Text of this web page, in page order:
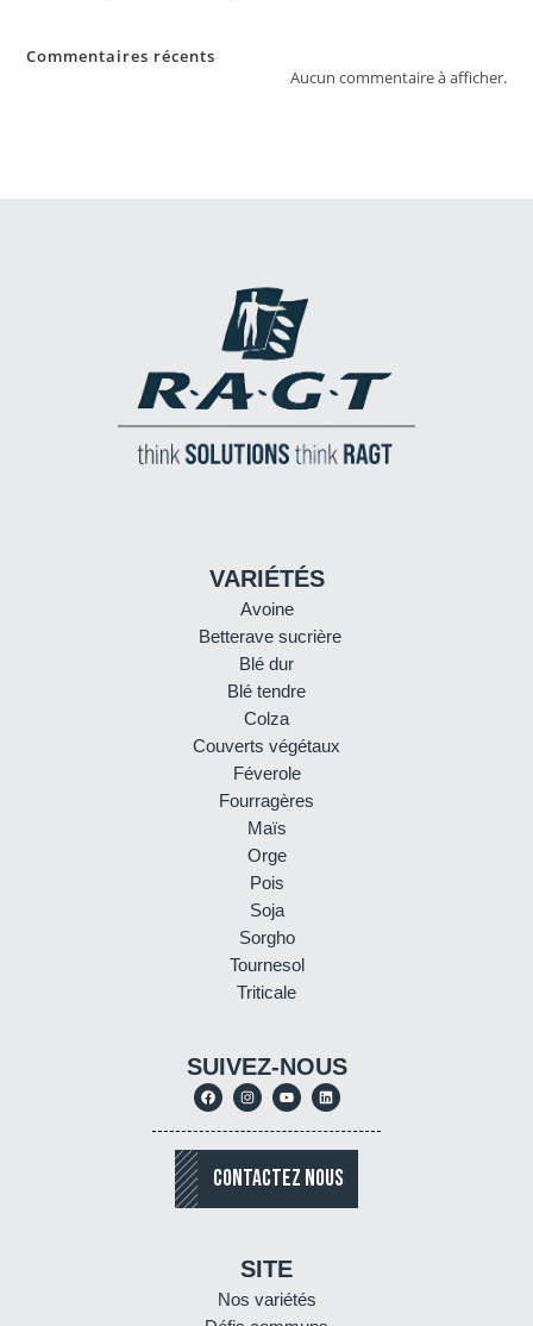
Commentaires récents
Aucun commentaire à afficher.
VARIÉTÉS
Avoine
Betterave sucrière
Blé dur
Blé tendre
Colza
Couverts végétaux
Féverole
Fourragères
Maïs
Orge
Pois
Soja
Sorgho
Tournesol
Triticale
SUIVEZ-NOUS
CONTACTEZ NOUS
SITE
Nos variétés